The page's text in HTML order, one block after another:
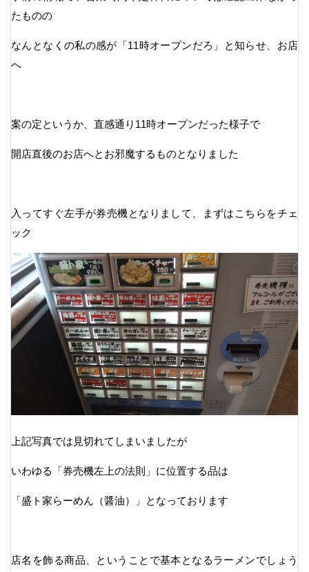
たものの
なんとなくの私の感が「11時オープンだろ」と知らせ、お店
へ
案の定というか、直感通り11時オープンだった様子で
開店直後のお店へとお邪魔するものとなりました
入ってすぐ左手が券売機となりまして、まずはこちらをチェ
ック
上記写真では見切れてしまいましたが
いわゆる「券売機左上の法則」に位置する品は
「盛ト家らーめん（醤油）」となっております
店名を飾る商品、ということで基本となるラーメンでしょう